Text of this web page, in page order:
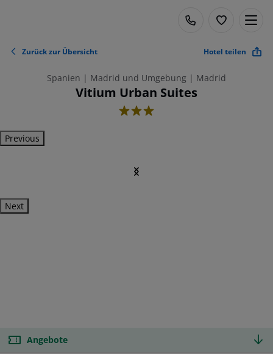
Zurück zur Übersicht Hotel teilen
Spanien | Madrid und Umgebung | Madrid
Vitium Urban Suites
3
Previous
Next
Angebote